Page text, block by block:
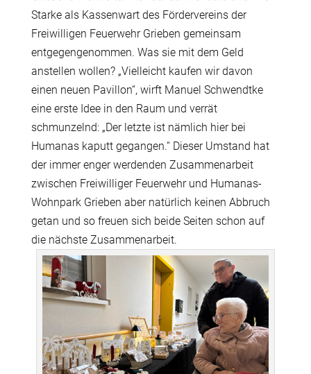
Starke als Kassenwart des Fördervereins der
Freiwilligen Feuerwehr Grieben gemeinsam
entgegengenommen. Was sie mit dem Geld
anstellen wollen? „Vielleicht kaufen wir davon
einen neuen Pavillon“, wirft Manuel Schwendtke
eine erste Idee in den Raum und verrät
schmunzelnd: „Der letzte ist nämlich hier bei
Humanas kaputt gegangen.“ Dieser Umstand hat
der immer enger werdenden Zusammenarbeit
zwischen Freiwilliger Feuerwehr und Humanas-
Wohnpark Grieben aber natürlich keinen Abbruch
getan und so freuen sich beide Seiten schon auf
die nächste Zusammenarbeit.